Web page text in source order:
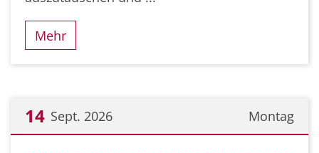
Mehr
Montag
14 Sept. 2026